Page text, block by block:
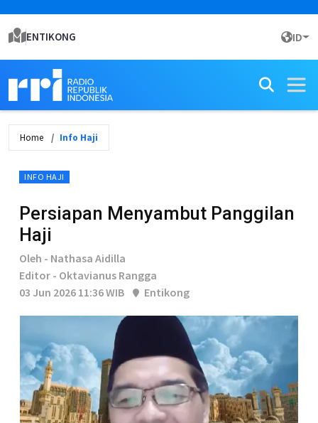
ENTIKONG ID
Home Info Haji
INFO HAJI
Persiapan Menyambut Panggilan
Haji
Oleh - Nathasa Aidilla
Editor - Oktavianus Rangga
03 Jun 2026 11:36 WIB
Entikong